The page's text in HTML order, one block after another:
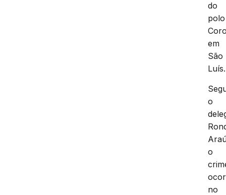
do
polo
em
São
Luís.
o
o
no